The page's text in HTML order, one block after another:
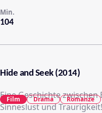
104
Min.
Hide and Seek (2014)
Eine Geschichte
Sinneslust und Traurigkeit!
Film Drama Romanze